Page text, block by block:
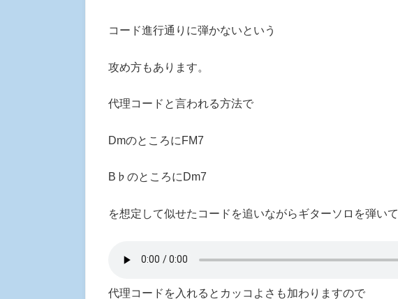
コード進行通りに弾かないという
攻め方もあります。
代理コードと言われる方法で
DmのところにFM7
B♭のところにDm7
を想定して似せたコードを追いながらギターソロを弾いて
代理コードを入れるとカッコよさも加わりますので